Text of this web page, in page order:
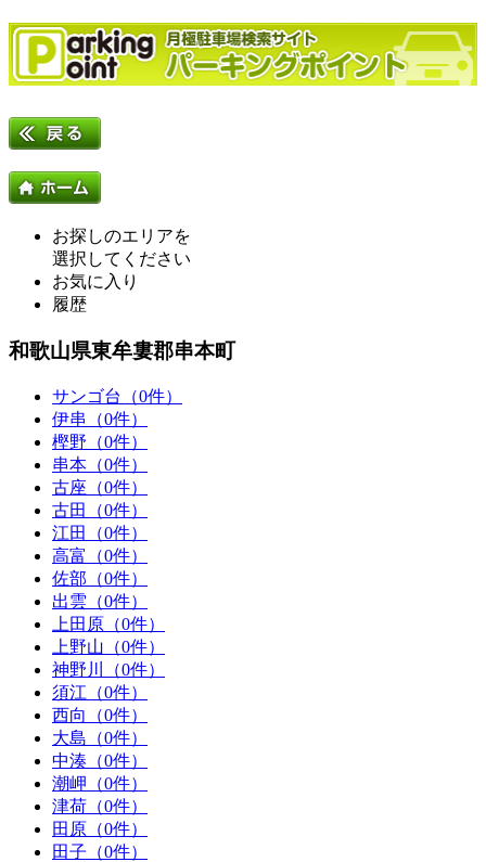
お探しのエリアを
選択してください
お気に入り
履歴
和歌山県東牟婁郡串本町
サンゴ台（0件）
伊串（0件）
樫野（0件）
串本（0件）
古座（0件）
古田（0件）
江田（0件）
高富（0件）
佐部（0件）
出雲（0件）
上田原（0件）
上野山（0件）
神野川（0件）
須江（0件）
西向（0件）
大島（0件）
中湊（0件）
潮岬（0件）
津荷（0件）
田原（0件）
田子（0件）